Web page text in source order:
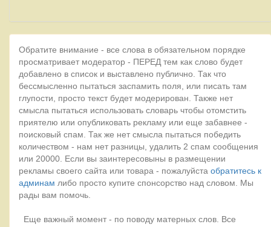
Обратите внимание - все слова в обязательном порядке
просматривает модератор - ПЕРЕД тем как слово будет
добавлено в список и выставлено публично. Так что
бессмысленно пытаться заспамить поля, или писать там
глупости, просто текст будет модерирован. Также нет
смысла пытаться использовать словарь чтобы отомстить
приятелю или опубликовать рекламу или еще забавнее -
поисковый спам. Так же нет смысла пытаться победить
количеством - нам нет разницы, удалить 2 спам сообщения
или 20000. Если вы заинтересовыны в размещении
рекламы своего сайта или товара - пожалуйста обратитесь к
админам либо просто купите спонсорство над словом. Мы
рады вам помочь.
Еще важный момент - по поводу матерных слов. Все